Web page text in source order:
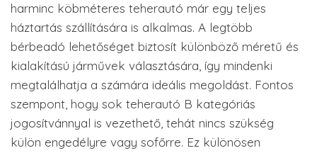
harminc köbméteres teherautó már egy teljes
háztartás szállítására is alkalmas. A legtöbb
bérbeadó lehetőséget biztosít különböző méretű és
kialakítású járművek választására, így mindenki
megtalálhatja a számára ideális megoldást. Fontos
szempont, hogy sok teherautó B kategóriás
jogosítvánnyal is vezethető, tehát nincs szükség
külön engedélyre vagy sofőrre. Ez különösen